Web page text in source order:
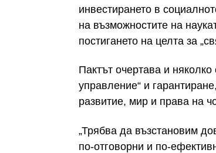
инвестирането в
на възможностите на
постигането на целта за
Пактът очертава и
управление“ и
развитие, мир и права на
„Трябва да възстановим
по-отговорни и по-